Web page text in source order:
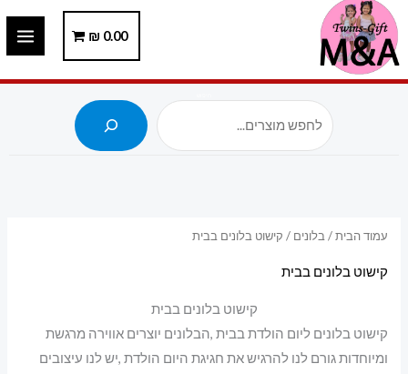
דילוג
לתוכן
0.00
₪
עמוד הבית/בלונים / קישוט בלונים בבית
קישוט בלונים בבית
קישוט בלונים בבית
קישוט בלונים ליום הולדת בבית ,הבלונים יוצרים אווירה מרגשת
ומיוחדות גורם לנו להרגיש את חגיגת היום הולדת ,יש לנו עיצובים